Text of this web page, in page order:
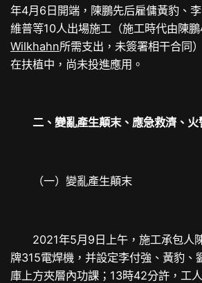
年4月6日開端，陳鵬先后雇傭黃豹、
維普等10人出場施工（施工時代由陳
Wilkhahn所需支出，未簽署相干合同
在扶植中，尚未投進應用。
二、變亂產生顛末、應急救濟、
（一）變亂產生顛末
2021年5月9日上午，施工承包人
牌315電焊機，并設定李付強、黃豹、
庫上方夾層內功課；13時42分許，工